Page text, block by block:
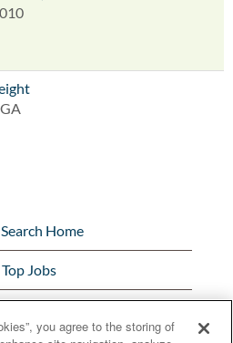
Home
Top Jobs
you agree to the storing of